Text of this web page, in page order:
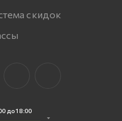
скидок
до 18:00